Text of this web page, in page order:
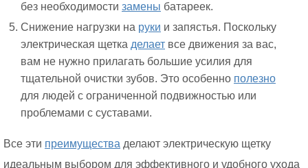
без необходимости замены батареек.
Снижение нагрузки на руки и запястья. Поскольку
электрическая щетка делает все движения за вас,
вам не нужно прилагать большие усилия для
тщательной очистки зубов. Это особенно полезно
для людей с ограниченной подвижностью или
проблемами с суставами.
Все эти преимущества делают электрическую щетку
идеальным выбором для эффективного и удобного ухода